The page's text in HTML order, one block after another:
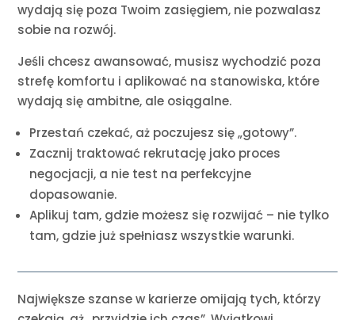
wydają się poza Twoim zasięgiem, nie pozwalasz
sobie na rozwój.
Jeśli chcesz awansować, musisz wychodzić poza
strefę komfortu i aplikować na stanowiska, które
wydają się ambitne, ale osiągalne.
Przestań czekać, aż poczujesz się „gotowy”.
Zacznij traktować rekrutację jako proces
negocjacji, a nie test na perfekcyjne
dopasowanie.
Aplikuj tam, gdzie możesz się rozwijać – nie tylko
tam, gdzie już spełniasz wszystkie warunki.
Największe szanse w karierze omijają tych, którzy